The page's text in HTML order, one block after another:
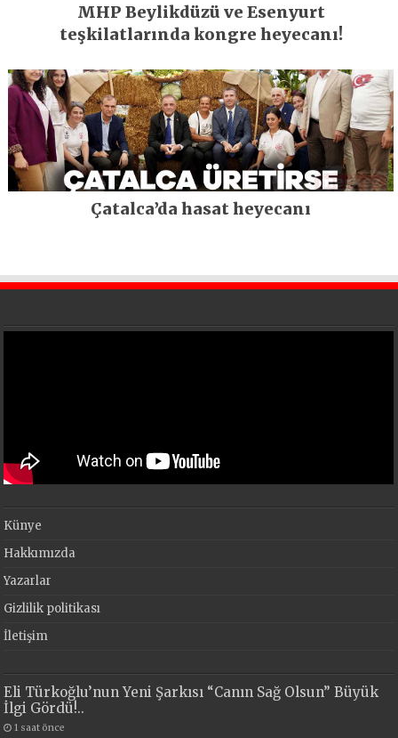
MHP Beylikdüzü ve Esenyurt
teşkilatlarında kongre heyecanı!
Çatalca’da hasat heyecanı
Künye
Hakkımızda
Yazarlar
Gizlilik politikası
İletişim
Eli Türkoğlu’nun Yeni Şarkısı “Canın Sağ Olsun” Büyük
İlgi Gördü!..
1 saat önce